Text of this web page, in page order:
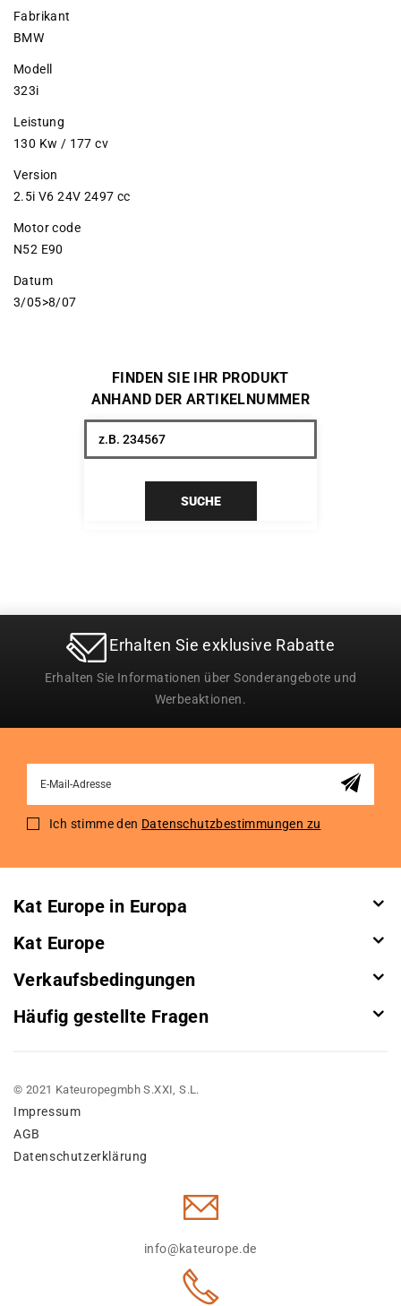
Fabrikant
BMW
Modell
323i
Leistung
130 Kw / 177 cv
Version
2.5i V6 24V 2497 cc
Motor code
N52 E90
Datum
3/05>8/07
FINDEN SIE IHR PRODUKT
ANHAND DER ARTIKELNUMMER
SUCHE
Erhalten Sie exklusive Rabatte
Erhalten Sie Informationen über Sonderangebote und
Werbeaktionen.
for
Ich stimme den Datenschutzbestimmungen zu
Kat Europe in Europa
Kat Europe
Verkaufsbedingungen
Häufig gestellte Fragen
© 2021 Kateuropegmbh S.XXI, S.L.
Impressum
AGB
Datenschutzerklärung
info@kateurope.de